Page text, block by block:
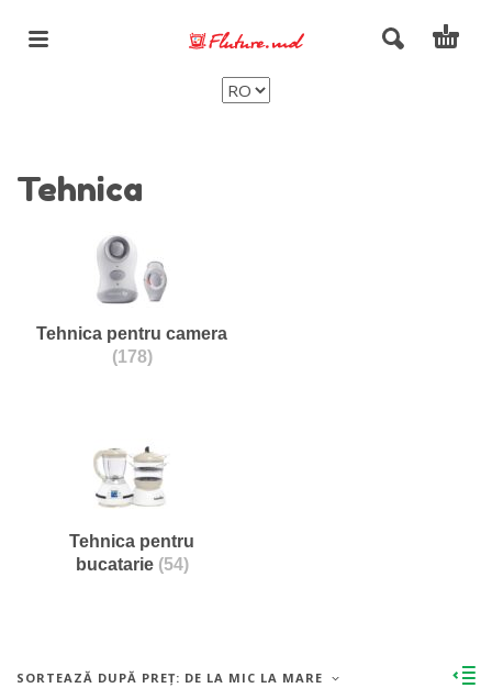
Tehnica
Tehnica pentru camera
(178)
Tehnica pentru
bucatarie (54)
SORTEAZĂ DUPĂ PREȚ: DE LA MIC LA MARE